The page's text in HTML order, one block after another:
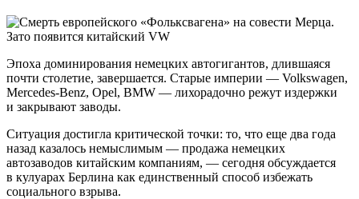
Эпоха доминирования немецких автогигантов, длившаяся
почти столетие, завершается. Cтарые империи — Volkswagen,
Mercedes-Benz, Opel, BMW — лихорадочно режут издержки
и закрывают заводы.
Ситуация достигла критической точки: то, что еще два года
назад казалось немыслимым — продажа немецких
автозаводов китайским компаниям, — сегодня обсуждается
в кулуарах Берлина как единственный способ избежать
социального взрыва.